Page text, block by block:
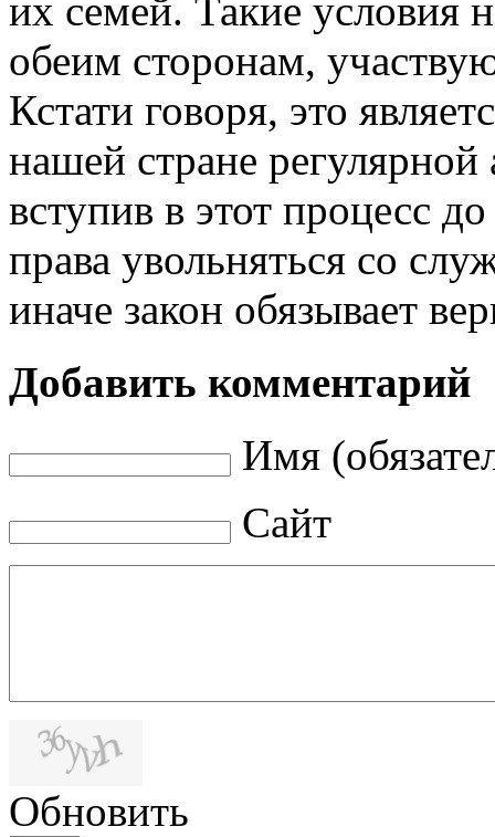
их семей. Такие условия
обеим сторонам,
Кстати говоря, это
нашей стране
вступив в этот процесс
права увольняться со
иначе закон обязывает
Добавить комментарий
Имя
Сайт
Обновить